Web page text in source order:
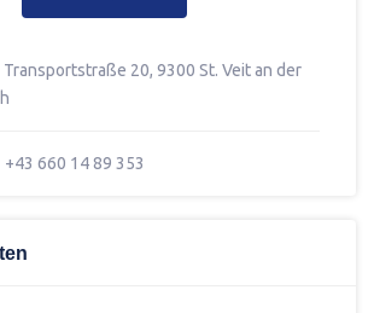
Transportstraße 20, 9300 St. Veit an der
+43 660 14 89 353